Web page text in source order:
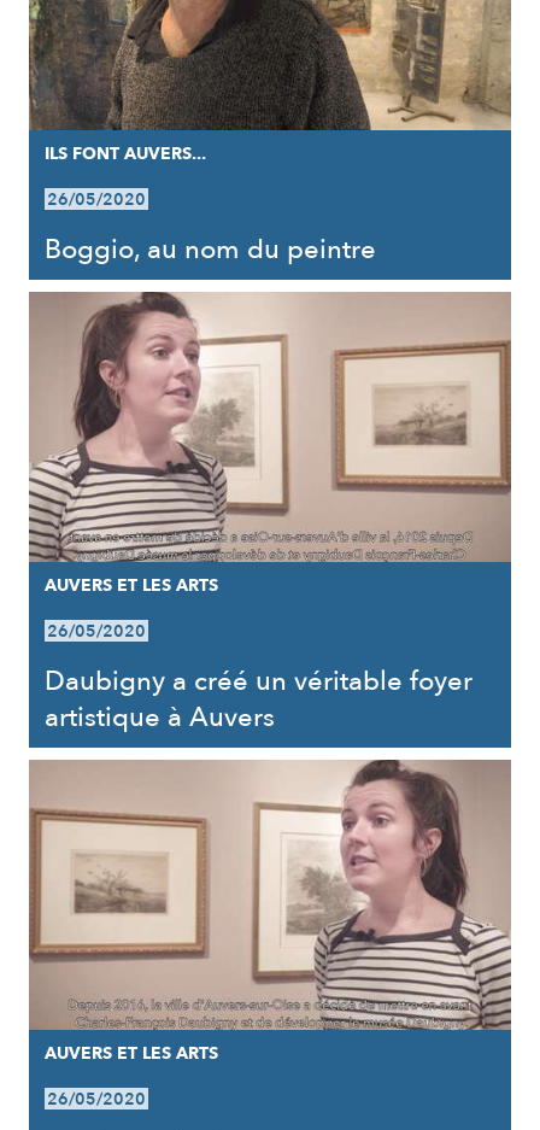
ILS FONT AUVERS...
26/05/2020
Boggio, au nom du peintre
AUVERS ET LES ARTS
26/05/2020
Daubigny a créé un véritable foyer
artistique à Auvers
AUVERS ET LES ARTS
26/05/2020